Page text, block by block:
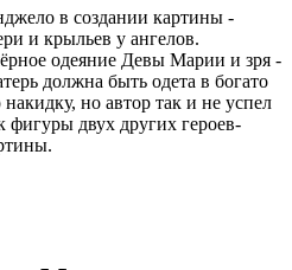
в создании картины -
и крыльев у ангелов.
одеяние Девы Марии и зря -
должна быть одета в богато
но автор так и не успел
фигуры двух других героев-